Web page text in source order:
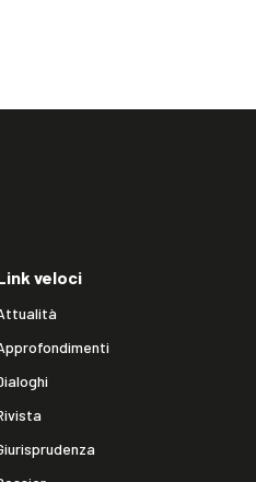
veloci